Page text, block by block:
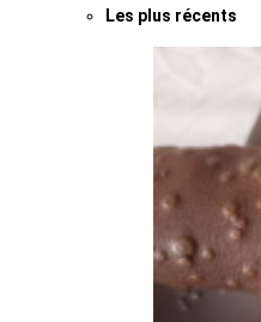
Les plus récents